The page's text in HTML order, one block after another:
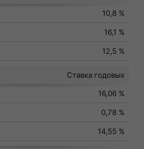
10,8 %
16,1 %
12,5 %
Ставка годовых
16,06 %
0,78 %
14,55 %